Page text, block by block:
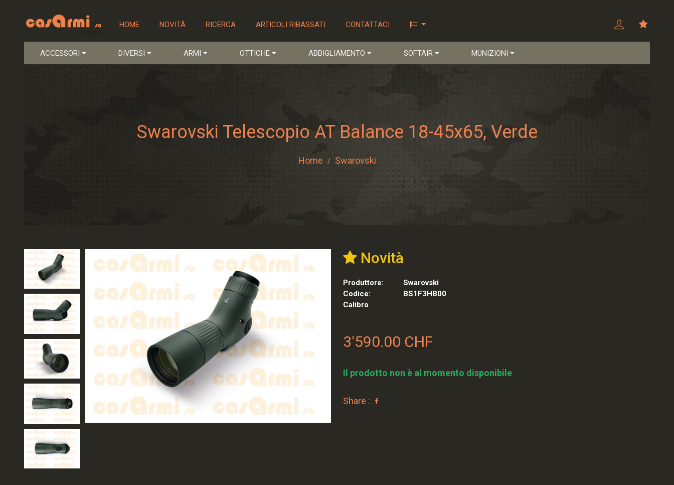
HOME NOVITÀ RICERCA ARTICOLI RIBASSATI CONTATTACI
ACCESSORI DIVERSI ARMI OTTICHE ABBIGLIAMENTO SOFTAIR MUNIZIONI
Swarovski Telescopio AT Balance 18-45x65, Verde
Home / Swarovski
Novità
Produttore:
Swarovski
Codice:
BS1F3HB00
Calibro
3'590.00 CHF
Il prodotto non è al momento disponibile
Share :